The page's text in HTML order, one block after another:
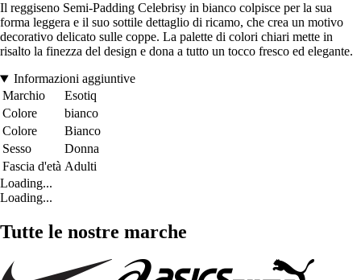
Il reggiseno Semi-Padding Celebrisy in bianco colpisce per la sua
forma leggera e il suo sottile dettaglio di ricamo, che crea un motivo
decorativo delicato sulle coppe. La palette di colori chiari mette in
risalto la finezza del design e dona a tutto un tocco fresco ed elegante.
Informazioni aggiuntive
Marchio
Esotiq
Colore
bianco
Colore
Bianco
Sesso
Donna
Fascia d'età Adulti
Loading...
Loading...
Tutte le nostre marche